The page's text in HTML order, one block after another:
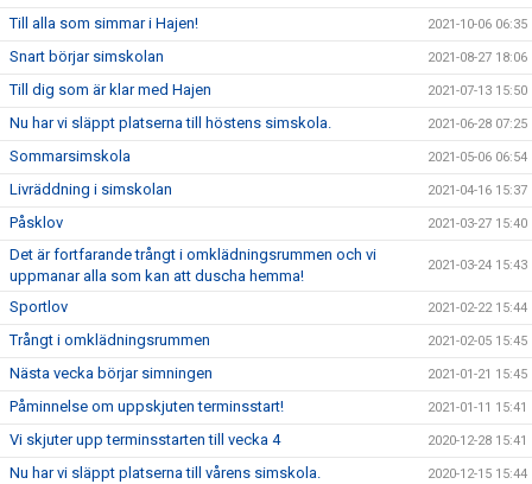
Till alla som simmar i Hajen! 2021-10-06 06:35
Snart börjar simskolan 2021-08-27 18:06
Till dig som är klar med Hajen 2021-07-13 15:50
Nu har vi släppt platserna till höstens simskola. 2021-06-28 07:25
Sommarsimskola 2021-05-06 06:54
Livräddning i simskolan 2021-04-16 15:37
Påsklov 2021-03-27 15:40
Det är fortfarande trångt i omklädningsrummen och vi
uppmanar alla som kan att duscha hemma!
2021-03-24 15:43
Sportlov 2021-02-22 15:44
Trångt i omklädningsrummen 2021-02-05 15:45
Nästa vecka börjar simningen 2021-01-21 15:45
Påminnelse om uppskjuten terminsstart! 2021-01-11 15:41
Vi skjuter upp terminsstarten till vecka 4 2020-12-28 15:41
Nu har vi släppt platserna till vårens simskola. 2020-12-15 15:44